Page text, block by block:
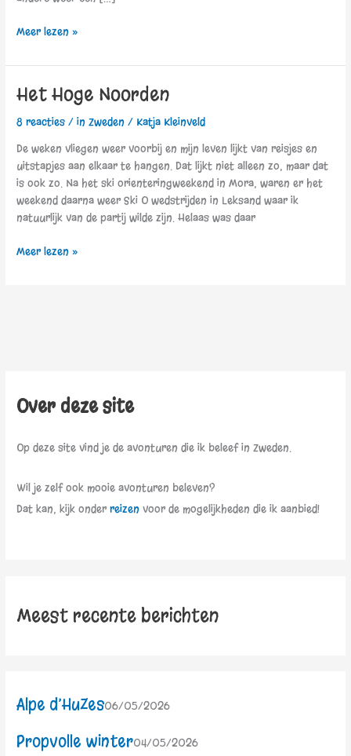
Meer lezen »
Het Hoge Noorden
8 reacties /in Zweden / Katja Kleinveld
De weken vliegen weer voorbij en mijn leven lijkt van reisjes en
uitstapjes aan elkaar te hangen. Dat lijkt niet alleen zo, maar dat
is ook zo. Na het ski orienteringweekend in Mora, waren er het
weekend daarna weer Ski O wedstrijden in Leksand waar ik
natuurlijk van de partij wilde zijn. Helaas was daar
Het
Noorden
Meer lezen »
Over deze site
Op deze site vind je de avonturen die ik beleef in Zweden.
Wil je zelf ook mooie avonturen beleven?
Dat kan, kijk onderreizen voor de mogelijkheden die ik aanbied!
Meest recente berichten
Alpe d’HuZes06/05/2026
Propvolle winter04/05/2026